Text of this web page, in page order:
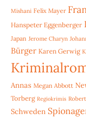
Mishani Felix Mayer
Hanspeter Eggenberger
Japan Jerome Charyn
Bürger Karen Gerwig
Annas Megan Abbott
Torberg Regiokrimis
Schweden